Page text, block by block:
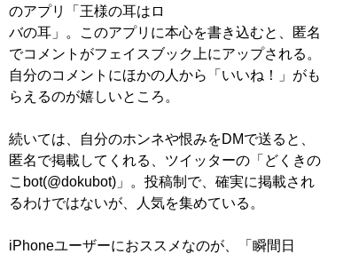
のアプリ「王様の耳はロ
バの耳」。このアプリに本心を書き込むと、匿名
でコメントがフェイスブック上にアップされる。
自分のコメントにほかの人から「いいね！」がも
らえるのが嬉しいところ。
続いては、自分のホンネや恨みをDMで送ると、
匿名で掲載してくれる、ツイッターの「どくきの
こbot(@dokubot)」。投稿制で、確実に掲載され
るわけではないが、人気を集めている。
iPhoneユーザーにおススメなのが、「瞬間日